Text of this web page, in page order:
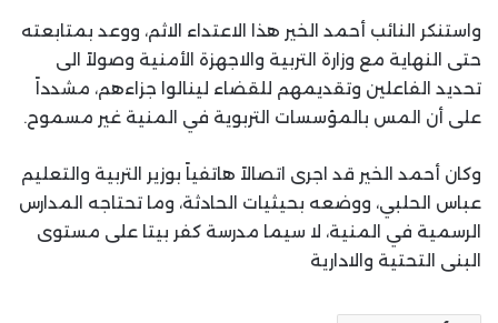
واستنكر النائب أحمد الخير هذا الاعتداء الاثم، ووعد بمتابعته
حتى النهاية مع وزارة التربية والاجهزة الأمنية وصولاً الى
تحديد الفاعلين وتقديمهم للقضاء لينالوا جزاءهم، مشدداً
على أن المس بالمؤسسات التربوية في المنية غير مسموح.
وكان أحمد الخير قد اجرى اتصالاً هاتفياً بوزير التربية والتعليم
عباس الحلبي، ووضعه بحيثيات الحادثة، وما تحتاجه المدارس
الرسمية في المنية، لا سيما مدرسة كفر بيتا على مستوى
البنى التحتية والادارية